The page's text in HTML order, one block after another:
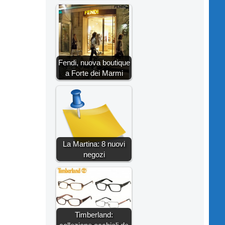
Fendi, nuova boutique
a Forte dei Marmi
La Martina: 8 nuovi
negozi
Timberland: